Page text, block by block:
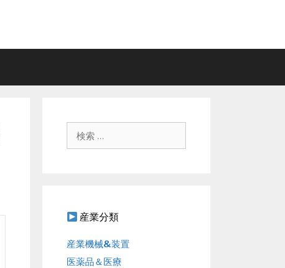
産業分類
産業機械&装置
医薬品＆医療